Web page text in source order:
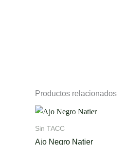
Productos relacionados
Sin TACC
Ajo Negro Natier